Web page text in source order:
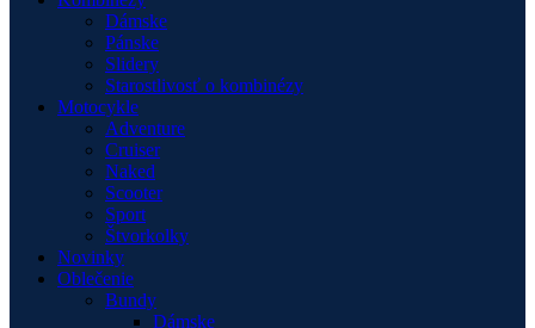
Dámske
Pánske
Slidery
Starostlivosť o kombinézy
Motocykle
Adventure
Cruiser
Naked
Scooter
Sport
Štvorkolky
Novinky
Oblečenie
Bundy
Dámske